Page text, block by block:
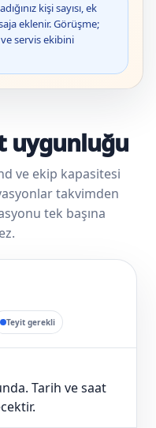
kişi sayısı, ek
eklenir. Görüşme;
servis ekibini
uygunluğu
ve ekip kapasitesi
takvimden
tek başına
Teyit gerekli
Tarih ve saat